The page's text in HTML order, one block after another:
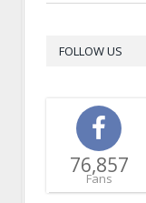
FOLLOW US
76,857
Fans